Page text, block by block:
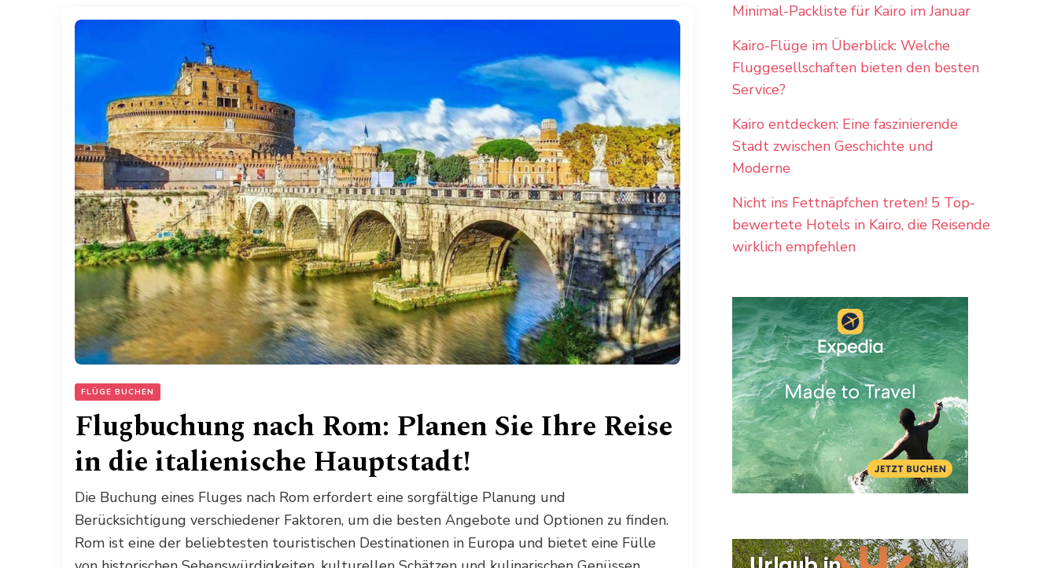
FLÜGE BUCHEN
Flugbuchung nach Rom: Planen Sie Ihre Reise
in die italienische Hauptstadt!
Die Buchung eines Fluges nach Rom erfordert eine sorgfältige Planung und
Berücksichtigung verschiedener Faktoren, um die besten Angebote und Optionen zu finden.
Rom ist eine der beliebtesten touristischen Destinationen in Europa und bietet eine Fülle
Minimal-Packliste für Kairo im Januar
Kairo-Flüge im Überblick: Welche
Fluggesellschaften bieten den besten
Service?
Kairo entdecken: Eine faszinierende
Stadt zwischen Geschichte und
Moderne
Nicht ins Fettnäpfchen treten! 5 Top-
bewertete Hotels in Kairo, die Reisende
wirklich empfehlen